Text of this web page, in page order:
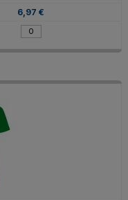
6,97 €